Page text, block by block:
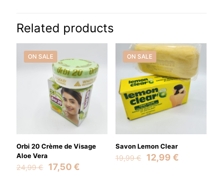
Related products
ON SALE
Orbi 20 Crème de Visage
Aloe Vera
24,99€
Original
17,50€
ON SALE
Savon Lemon Clear
19,99€
Original
12,99 €Current